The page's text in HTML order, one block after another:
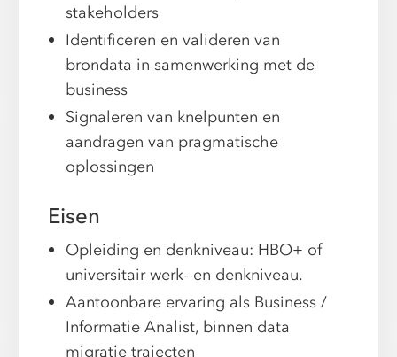
stakeholders
Identificeren en valideren van
brondata in samenwerking met de
business
Signaleren van knelpunten en
aandragen van pragmatische
oplossingen
Eisen
Opleiding en denkniveau: HBO+ of
universitair werk- en denkniveau.
Aantoonbare ervaring als Business /
Informatie Analist, binnen data
migratie trajecten